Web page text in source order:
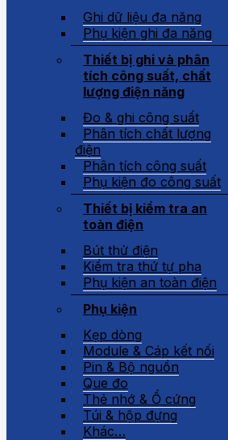
Ghi dữ liệu đa năng
Phụ kiện ghi đa năng
Thiết bị ghi và phân
tích công suất, chất
lượng điện năng
Đo & ghi công suất
Phân tích chất lượng
điện
Phân tích công suất
Phụ kiện đo công suất
Thiết bị kiểm tra an
toàn điện
Bút thử điện
Kiểm tra thứ tự pha
Phụ kiện an toàn điện
Phụ kiện
Kẹp dòng
Module & Cáp kết nối
Pin & Bộ nguồn
Que đo
Thẻ nhớ & Ổ cứng
Túi & hộp đựng
Khác…